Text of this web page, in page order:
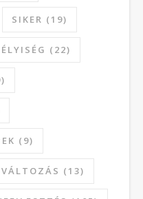
SIKER (19)
(22)
(9)
VÁLTOZÁS (13)